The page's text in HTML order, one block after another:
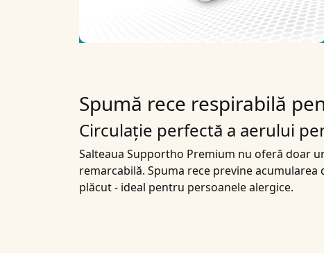
Spumă rece respirabilă
Circulație perfectă a aerului
Salteaua Supportho Premium nu oferă doar
remarcabilă. Spuma rece previne
plăcut - ideal pentru persoanele alergice.